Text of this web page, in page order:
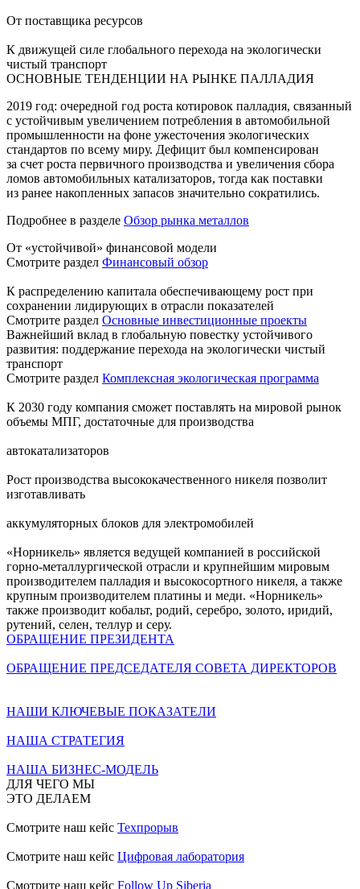
От поставщика ресурсов
К движущей силе глобального перехода на экологически
чистый транспорт
ОСНОВНЫЕ ТЕНДЕНЦИИ НА РЫНКЕ ПАЛЛАДИЯ
2019 год: очередной год роста котировок палладия, связанный
с устойчивым увеличением потребления в автомобильной
промышленности на фоне ужесточения экологических
стандартов по всему миру. Дефицит был компенсирован
за счет роста первичного производства и увеличения сбора
ломов автомобильных катализаторов, тогда как поставки
из ранее накопленных запасов значительно сократились.
Подробнее в разделе Обзор рынка металлов
От «устойчивой» финансовой модели
Смотрите раздел Финансовый обзор
К распределению капитала обеспечивающему рост при
сохранении лидирующих в отрасли показателей
Смотрите раздел Основные инвестиционные проекты
Важнейший вклад в глобальную повестку устойчивого
развития: поддержание перехода на экологически чистый
транспорт
Смотрите раздел Комплексная экологическая программа
К 2030 году компания сможет поставлять на мировой рынок
объемы МПГ, достаточные для производства
автокатализаторов
Рост производства высококачественного никеля позволит
изготавливать
аккумуляторных блоков для электромобилей
«Норникель» является ведущей компанией в российской
горно-металлургической отрасли и крупнейшим мировым
производителем палладия и высокосортного никеля, а также
крупным производителем платины и меди. «Норникель»
также производит кобальт, родий, серебро, золото, иридий,
рутений, селен, теллур и серу.
ОБРАЩЕНИЕ ПРЕЗИДЕНТА
ОБРАЩЕНИЕ ПРЕДСЕДАТЕЛЯ СОВЕТА ДИРЕКТОРОВ
НАШИ КЛЮЧЕВЫЕ ПОКАЗАТЕЛИ
НАША СТРАТЕГИЯ
НАША БИЗНЕС-МОДЕЛЬ
ДЛЯ ЧЕГО МЫ
ЭТО ДЕЛАЕМ
Смотрите наш кейс Техпрорыв
Смотрите наш кейс Цифровая лаборатория
Смотрите наш кейс Follow Up Siberia